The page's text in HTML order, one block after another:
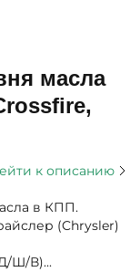
масла
к описанию
в КПП.
(Chrysler)
Ш/В)...